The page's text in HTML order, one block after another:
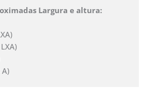
Largura e altura: